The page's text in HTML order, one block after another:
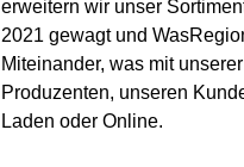
erweitern wir unser
2021 gewagt und
Miteinander, was mit
Produzenten, unseren
Laden oder Online.